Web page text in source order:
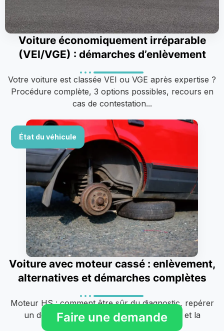
Voiture économiquement irréparable
(VEI/VGE) : démarches d’enlèvement
Votre voiture est classée VEI ou VGE après expertise ?
Procédure complète, 3 options possibles, recours en
cas de contestation...
État du véhicule
Voiture avec moteur cassé : enlèvement,
alternatives et démarches complètes
Moteur HS : comment être sûr du diagnostic, repérer
un devis abusif, les alternatives à la casse et la
Faire une demande